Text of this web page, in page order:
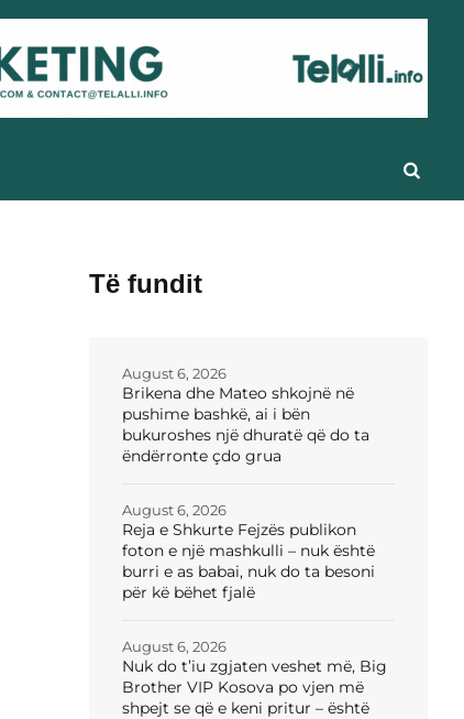
Të fundit
Brikena dhe Mateo shkojnë në
pushime bashkë, ai i bën
bukuroshes një dhuratë që do ta
ëndërronte çdo grua
August 6, 2026
Reja e Shkurte Fejzës publikon
foton e një mashkulli – nuk është
burri e as babai, nuk do ta besoni
për kë bëhet fjalë
August 6, 2026
Nuk do t’iu zgjaten veshet më, Big
Brother VIP Kosova po vjen më
shpejt se që e keni pritur – është
August 6, 2026